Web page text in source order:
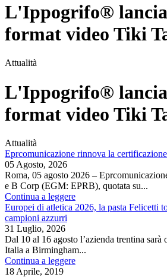
L'Ippogrifo®
format video Tiki
Attualità
L'Ippogrifo®
format video Tiki
Attualità
Eprcomunicazione rinnova la
05 Agosto, 2026
Roma, 05 agosto 2026 –
e B Corp (EGM: EPRB), quotata su...
Continua a leggere
Europei di atletica 2026, la pasta Felicetti
campioni azzurri
31 Luglio, 2026
Dal 10 al 16 agosto l’azienda trentina
Italia a Birmingham...
Continua a leggere
18 Aprile, 2019